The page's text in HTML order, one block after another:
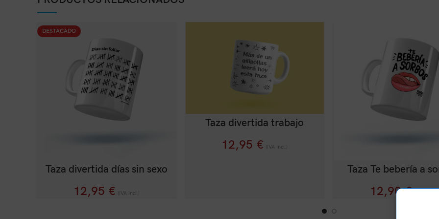
DESTACADO
Taza divertida días sin sexo
12,95 € (IVA Incl.)
Taza divertida trabajo
12,95 € (IVA Incl.)
Taza Te bebería a
12,90€